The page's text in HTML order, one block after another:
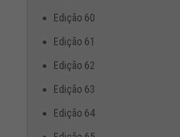
Edição 60
Edição 61
Edição 62
Edição 63
Edição 64